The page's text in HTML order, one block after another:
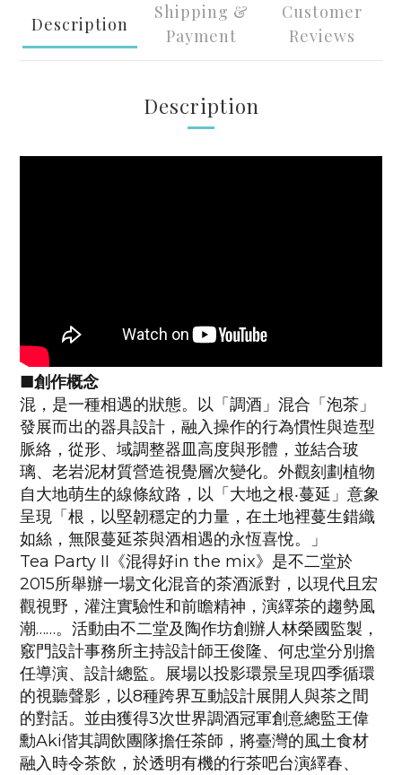
Description
Shipping &
Payment
Customer
Reviews
Description
■創作概念
混，是一種相遇的狀態。以「調酒」混合「泡茶」
發展而出的器具設計，融入操作的行為慣性與造型
脈絡，從形、域調整器皿高度與形體，並結合玻
璃、老岩泥材質營造視覺層次變化。外觀刻劃植物
自大地萌生的線條紋路，以「大地之根‧蔓延」意象
呈現「根，以堅韌穩定的力量，在土地裡蔓生錯織
如絲，無限蔓延茶與酒相遇的永恆喜悅。」
Tea Party II《混得好in the mix》是不二堂於
2015所舉辦一場文化混音的茶酒派對，以現代且宏
觀視野，灌注實驗性和前瞻精神，演繹茶的趨勢風
潮……。活動由不二堂及陶作坊創辦人林榮國監製，
竅門設計事務所主持設計師王俊隆、何忠堂分別擔
任導演、設計總監。展場以投影環景呈現四季循環
的視聽聲影，以8種跨界互動設計展開人與茶之間
的對話。並由獲得3次世界調酒冠軍創意總監王偉
勳Aki偕其調飲團隊擔任茶師，將臺灣的風土食材
融入時令茶飲，於透明有機的行茶吧台演繹春、